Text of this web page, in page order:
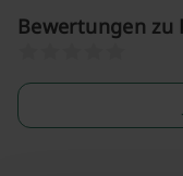
Bewertungen zu